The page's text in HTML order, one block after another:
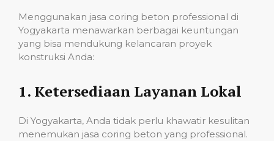
Menggunakan jasa coring beton professional di
Yogyakarta menawarkan berbagai keuntungan
yang bisa mendukung kelancaran proyek
konstruksi Anda:
1. Ketersediaan Layanan Lokal
Di Yogyakarta, Anda tidak perlu khawatir kesulitan
menemukan jasa coring beton yang professional.